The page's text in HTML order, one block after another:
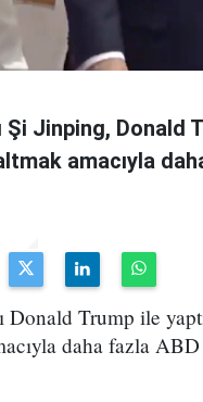
Jinping, Donald
amacıyla
Trump ile
daha fazla